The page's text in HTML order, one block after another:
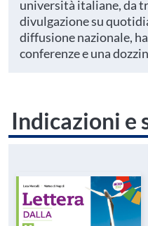
università italiane, da
divulgazione su
diffusione nazionale,
conferenze e una
Indicazioni e